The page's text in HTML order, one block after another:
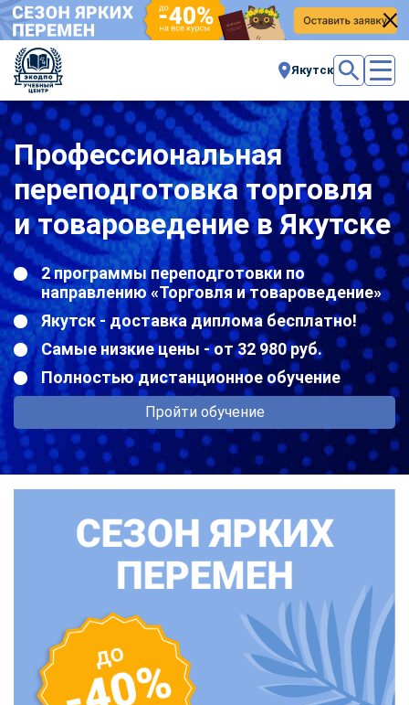
Якутск
Профессиональная
переподготовка торговля
и товароведение в Якутске
2 программы переподготовки по
направлению «Торговля и товароведение»
Якутск - доставка диплома бесплатно!
Самые низкие цены - от 32 980 руб.
Полностью дистанционное обучение
Пройти обучение